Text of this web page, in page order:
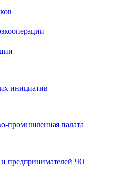
инициатив
промышленная палата
предпринимателей ЧО